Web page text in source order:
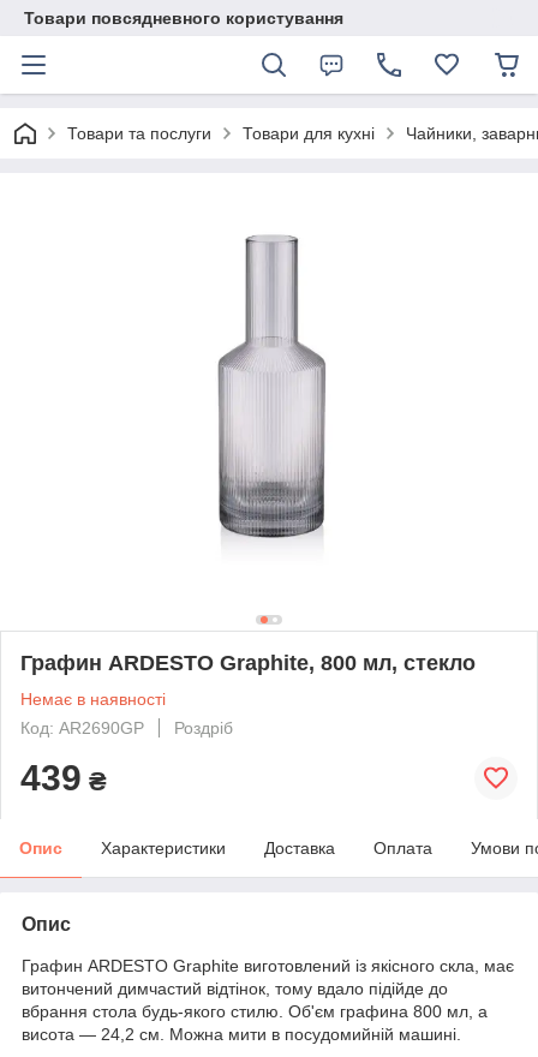
Товари повсядневного користування
Товари та послуги Товари для кухні Чайники,
Графин ARDESTO Graphite, 800 мл, стекло
Немає в наявності
Код: AR2690GP
Роздріб
439 ₴
Опис Характеристики Доставка Оплата Умови
Опис
Графин ARDESTO Graphite виготовлений із якісного скла, має
витончений димчастий відтінок, тому вдало підійде до
вбрання стола будь-якого стилю. Об'єм графина 800 мл, а
висота — 24,2 см. Можна мити в посудомийній машині.